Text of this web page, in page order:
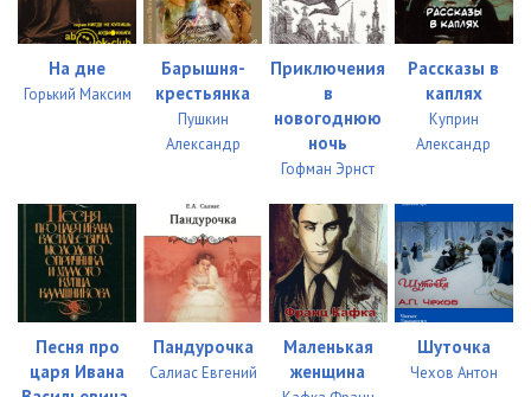
На дне
Горький Максим
Барышня-
крестьянка
Пушкин
Александр
Приключения
в
новогоднюю
ночь
Гофман Эрнст
Рассказы в
каплях
Куприн
Александр
Песня про
царя Ивана
Пандурочка
Салиас Евгений
Маленькая
женщина
Шуточка
Чехов Антон